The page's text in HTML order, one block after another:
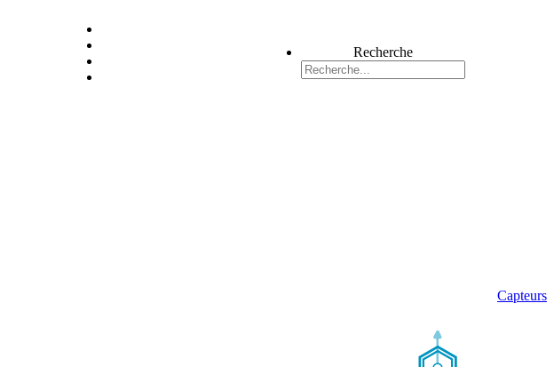
Recherche
Capteurs